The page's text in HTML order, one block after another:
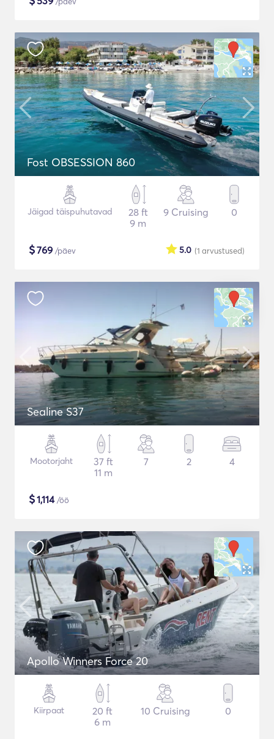
Fost OBSESSION 860
Jäigad täispuhutavad
28 ft
9 m
9 Cruising 0
$769 /päev (1 arvustused)
5.0
Sealine S37
Mootorjaht
37 ft
11 m
7 2 4
$1,114/öö
Apollo Winners Force 20
Kiirpaat
20 ft
6 m
10 Cruising 0